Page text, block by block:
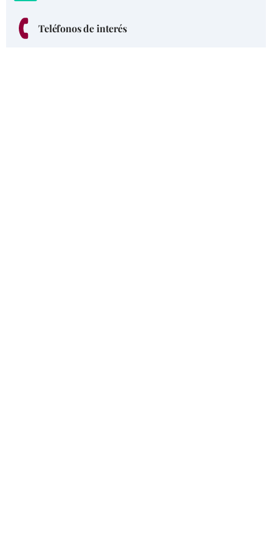
Teléfonos de interés